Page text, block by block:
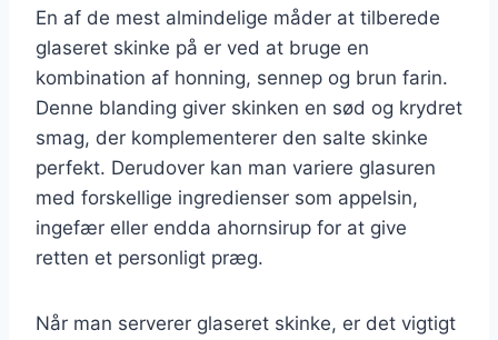
En af de mest almindelige måder at tilberede
glaseret skinke på er ved at bruge en
kombination af honning, sennep og brun farin.
Denne blanding giver skinken en sød og krydret
smag, der komplementerer den salte skinke
perfekt. Derudover kan man variere glasuren
med forskellige ingredienser som appelsin,
ingefær eller endda ahornsirup for at give
retten et personligt præg.
Når man serverer glaseret skinke, er det vigtigt